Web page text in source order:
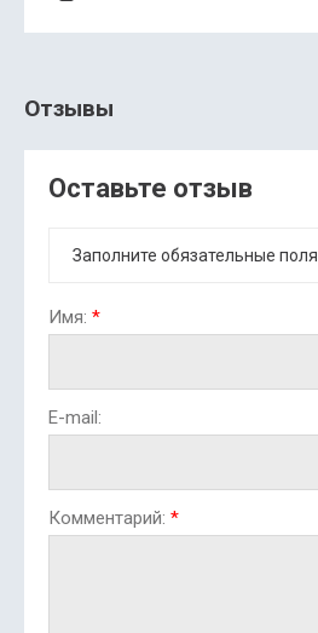
Отзывы
Оставьте отзыв
Заполните обязательные поля
Имя: *
E-mail:
Комментарий: *